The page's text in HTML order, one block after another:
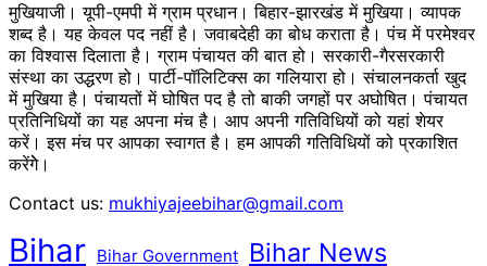
मुखियाजी। यूपी-एमपी में ग्राम प्रधान। बिहार-झारखंड में मुखिया। व्यापक
शब्द है। यह केवल पद नहीं है। जवाबदेही का बोध कराता है। पंच में परमेश्वर
का विश्वास दिलाता है। ग्राम पंचायत की बात हो। सरकारी-गैरसरकारी
संस्था का उद्धरण हो। पार्टी-पॉलिटिक्स का गलियारा हो। संचालनकर्ता खुद
में मुखिया है। पंचायतों में घोषित पद है तो बाकी जगहों पर अघोषित। पंचायत
प्रतिनिधियों का यह अपना मंच है। आप अपनी गतिविधियों को यहां शेयर
करें। इस मंच पर आपका स्वागत है। हम आपकी गतिविधियों को प्रकाशित
करेंगेे।
Contact us: mukhiyajeebihar@gmail.com
Bihar Bihar Government Bihar News